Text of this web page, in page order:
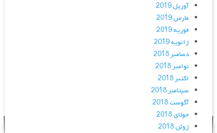
آوریل 2019
مارس 2019
فوریه 2019
ژانویه 2019
دسامبر 2018
نوامبر 2018
اکتبر 2018
سپتامبر 2018
آگوست 2018
جولای 2018
ژوئن 2018